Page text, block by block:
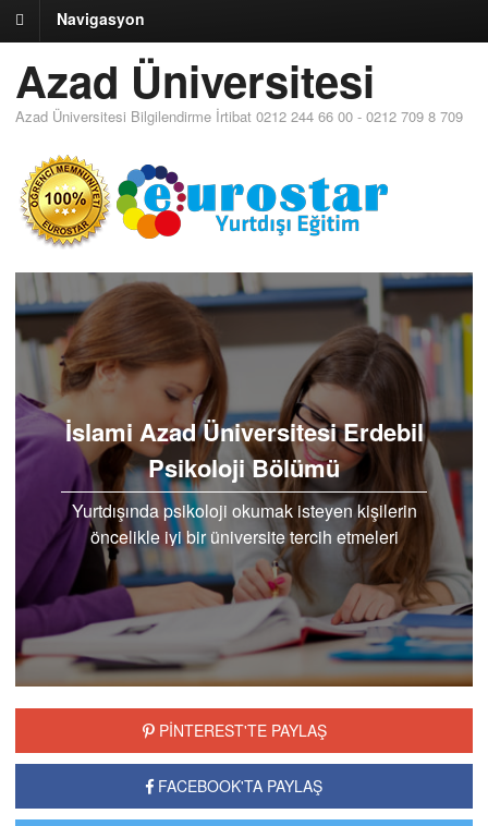
Navigasyon
Azad Üniversitesi
Azad Üniversitesi Bilgilendirme İrtibat 0212 244 66 00 - 0212 709 8 709
İslami Azad Üniversitesi Erdebil
Psikoloji Bölümü
Yurtdışında psikoloji okumak isteyen kişilerin
öncelikle iyi bir üniversite tercih etmeleri
gerekmektedir. Bitirdiğiniz üniversitenin
dünyanın her yerindetanınmış,...
PİNTEREST'TE PAYLAŞ
FACEBOOK'TA PAYLAŞ